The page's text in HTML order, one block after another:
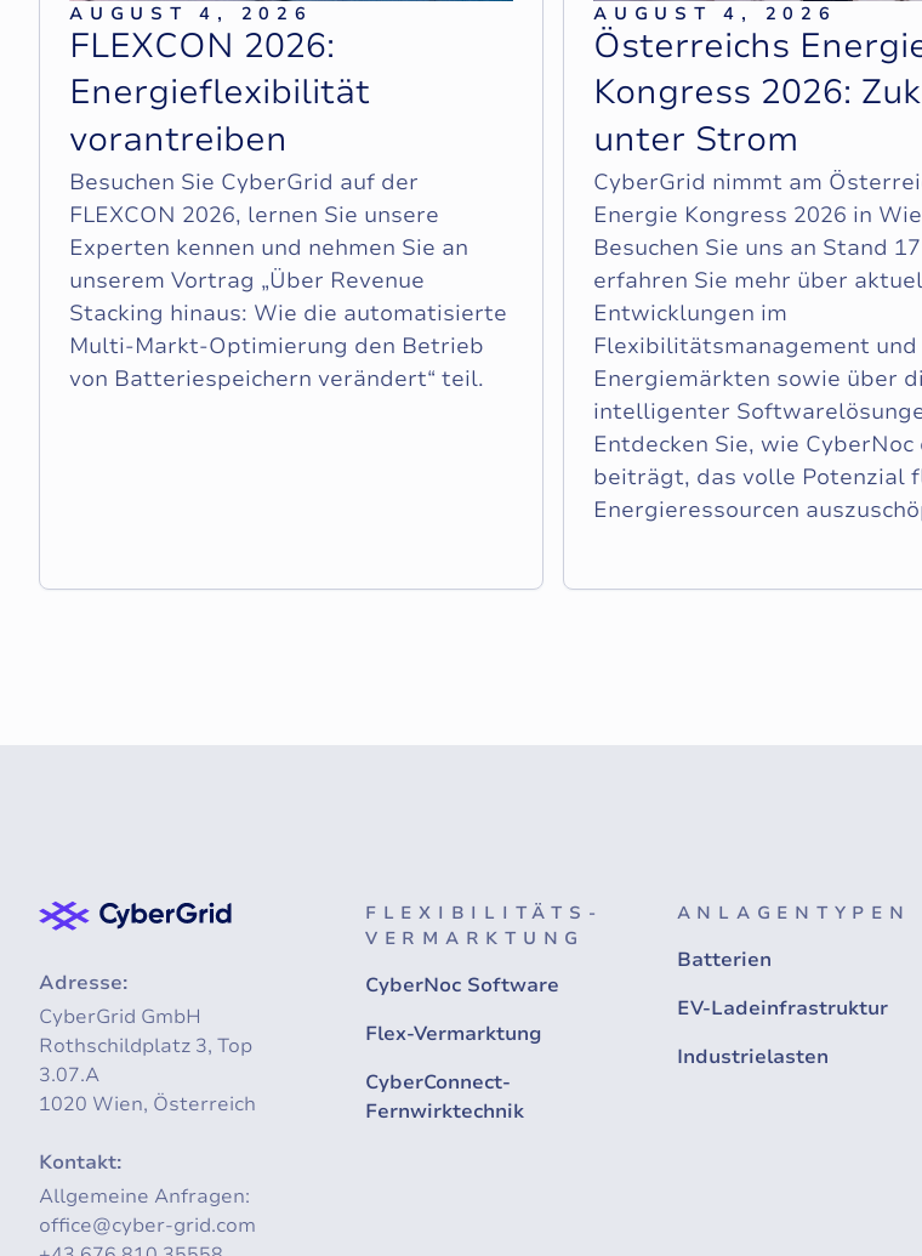
AUGUST 4, 2026
FLEXCON 2026:
Energieflexibilität
vorantreiben
Besuchen Sie CyberGrid auf der
FLEXCON 2026, lernen Sie unsere
Experten kennen und nehmen Sie an
unserem Vortrag „Über Revenue
Stacking hinaus: Wie die automatisierte
Multi-Markt-Optimierung den Betrieb
von Batteriespeichern verändert“ teil.
AUGUST 4, 2026
Österreichs Energi
Kongress 2026: Zuk
unter Strom
CyberGrid nimmt am
Energie Kongress 2026 in
Besuchen Sie uns an Stand
erfahren Sie mehr über
Entwicklungen im
Flexibilitätsmanagement und
Energiemärkten sowie über
intelligenter
Entdecken Sie, wie CyberNoc
beiträgt, das volle Potenzial
Energieressourcen
Adresse:
CyberGrid GmbH
Rothschildplatz 3, Top
3.07.A
1020 Wien, Österreich
Kontakt:
Allgemeine Anfragen:
office@cyber-grid.com
FLEXIBILITÄTS-
VERMARKTUNG
CyberNoc Software
Flex-Vermarktung
CyberConnect-
Fernwirktechnik
ANLAGENTYPEN
Batterien
EV-Ladeinfrastruktur
Industrielasten